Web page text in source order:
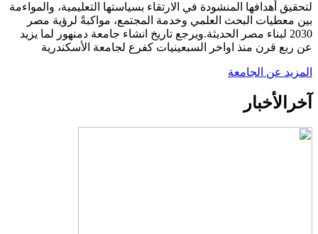
لتحقيق أهدافها المنشودة في الارتقاء بسياستها التعليمية، والمواءمة
بين معطيات البحث العلمي وخدمة المجتمع، مواكبةً لرؤية مصر
2030 لبناء مصر الحديثة.ويرجع تاريخ انشاء جامعة دمنهور لما يزيد
عن ربع قرن منذ اواخر السبعينيات كفرع لجامعة الأسكندرية
المزيد عن الجامعة
آخر الأخبار